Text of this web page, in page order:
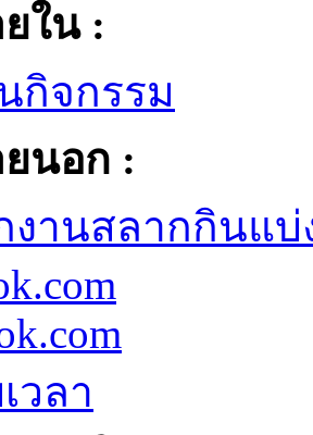
ใน :
กิจกรรม
นอก :
งานสลากกินแบ่
วลา